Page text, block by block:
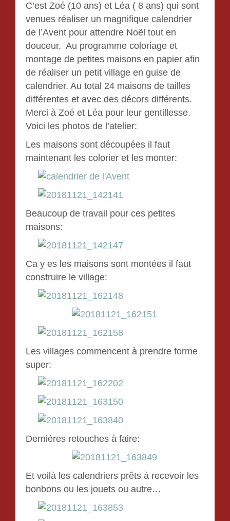
C’est Zoé (10 ans) et Léa ( 8 ans) qui sont
venues réaliser un magnifique calendrier
de l’Avent pour attendre Noël tout en
douceur. Au programme coloriage et
montage de petites maisons en papier afin
de réaliser un petit village en guise de
calendrier. Au total 24 maisons de tailles
différentes et avec des décors différents.
Merci à Zoé et Léa pour leur gentillesse.
Voici les photos de l’atelier:
Les maisons sont découpées il faut
maintenant les colorier et les monter:
Beaucoup de travail pour ces petites
maisons:
Ca y es les maisons sont montées il faut
construire le village:
Les villages commencent à prendre forme
super:
Dernières retouches à faire:
Et voilà les calendriers prêts à recevoir les
bonbons ou les jouets ou autre…